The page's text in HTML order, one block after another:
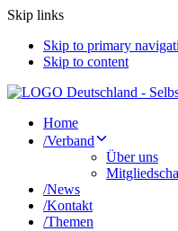
Skip links
Skip to primary
Skip to content
Home
/Verband
Über uns
/News
/Kontakt
/Themen